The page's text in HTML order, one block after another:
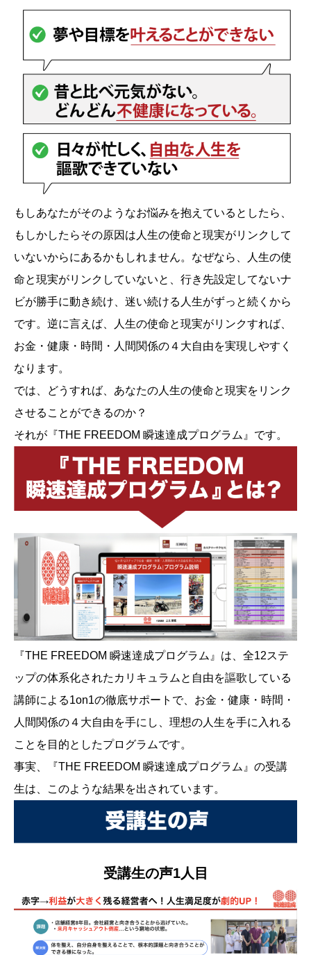
もしあなたがそのようなお悩みを抱えているとしたら、
もしかしたらその原因は人生の使命と現実がリンクして
いないからにあるかもしれません。なぜなら、人生の使
命と現実がリンクしていないと、行き先設定してないナ
ビが勝手に動き続け、迷い続ける人生がずっと続くから
です。逆に言えば、人生の使命と現実がリンクすれば、
お金・健康・時間・人間関係の４大自由を実現しやすく
なります。
では、どうすれば、あなたの人生の使命と現実をリンク
させることができるのか？
それが『THE FREEDOM 瞬速達成プログラム』です。
『THE FREEDOM 瞬速達成プログラム』は、全12ステ
ップの体系化されたカリキュラムと自由を謳歌している
講師による1on1の徹底サポートで、お金・健康・時間・
人間関係の４大自由を手にし、理想の人生を手に入れる
ことを目的としたプログラムです。
事実、『THE FREEDOM 瞬速達成プログラム』の受講
生は、このような結果を出されています。
受講生の声1人目